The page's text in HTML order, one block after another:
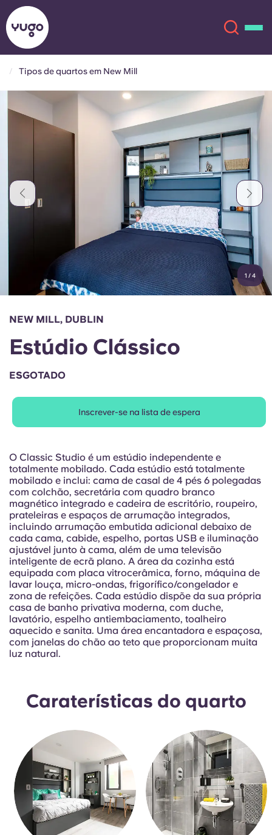
Sobre
Localizações
Conta Língua
English (GB)
Chinese
Català
Italian
French
Portuguese
Selecione um país
Reservar agora
English (GB)
English (US)
Español
Deutsch
French
Portuguese
Tipos de quartos em New Mill
1 /4
NEW MILL, DUBLIN
Estúdio Clássico
ESGOTADO
Inscrever-se na lista de espera
O Classic Studio é um estúdio independente e
totalmente mobilado. Cada estúdio está totalmente
mobilado e inclui: cama de casal de 4 pés 6 polegadas
com colchão, secretária com quadro branco
magnético integrado e cadeira de escritório, roupeiro,
prateleiras e espaços de arrumação integrados,
incluindo arrumação embutida adicional debaixo de
cada cama, cabide, espelho, portas USB e iluminação
ajustável junto à cama, além de uma televisão
inteligente de ecrã plano. A área da cozinha está
equipada com placa vitrocerâmica, forno, máquina de
lavar louça, micro-ondas, frigorífico/congelador e
zona de refeições. Cada estúdio dispõe da sua própria
casa de banho privativa moderna, com duche,
lavatório, espelho antiembaciamento, toalheiro
aquecido e sanita. Uma área encantadora e espaçosa,
com janelas do chão ao teto que proporcionam muita
luz natural.
Caraterísticas do quarto